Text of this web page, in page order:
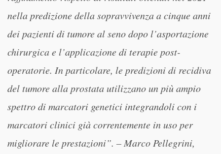
nella predizione della sopravvivenza a cinque anni
dei pazienti di tumore al seno dopo l’asportazione
chirurgica e l’applicazione di terapie post-
operatorie. In particolare, le predizioni di recidiva
del tumore alla prostata utilizzano un più ampio
spettro di marcatori genetici integrandoli con i
marcatori clinici già correntemente in uso per
migliorare le prestazioni”. – Marco Pellegrini,